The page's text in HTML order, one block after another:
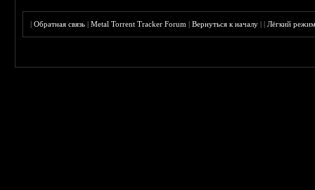
|Обратная связь |Metal Torrent Tracker Forum |Вернуться к началу ||Лёгкий